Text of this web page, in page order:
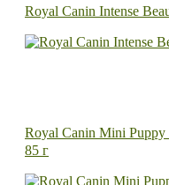
Royal Canin Intense
Royal Canin Mini Puppy
85 г